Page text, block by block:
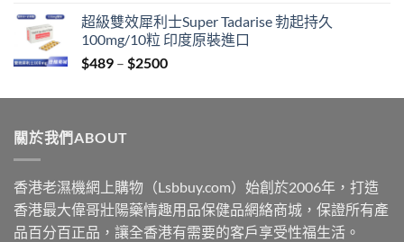
$329
through
$2199
超級雙效犀利士Super Tadarise 勃起持久
100mg/10粒 印度原裝進口
$489 – $2500Price
$489
關於我們ABOUT
香港老濕機網上購物（Lsbbuy.com）始創於2006年，打造
香港最大偉哥壯陽藥情趣用品保健品網絡商城，保證所有產
品百分百正品，讓全香港有需要的客戶享受性福生活。